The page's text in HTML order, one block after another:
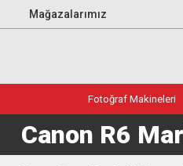
Mağazalarımız
Fotoğraf Makineleri
Canon R6